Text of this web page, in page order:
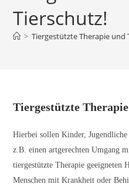
Tierschutz!
> Tiergestützte Therapie und
Tiergestützte Therapie
Hierbei sollen Kinder,
z.B. einen artgerechten Umgang
tiergestützte Therapie geeigneten
Menschen mit Krankheit oder